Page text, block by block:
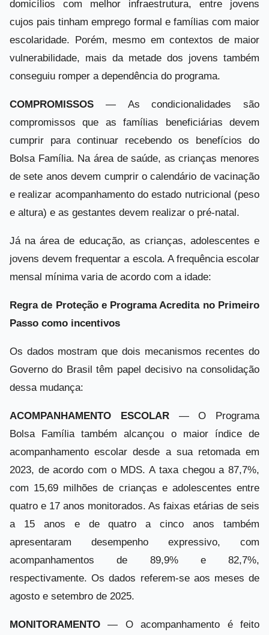
domicílios com melhor infraestrutura, entre jovens
cujos pais tinham emprego formal e famílias com maior
escolaridade. Porém, mesmo em contextos de maior
vulnerabilidade, mais da metade dos jovens também
conseguiu romper a dependência do programa.
COMPROMISSOS — As condicionalidades são
compromissos que as famílias beneficiárias devem
cumprir para continuar recebendo os benefícios do
Bolsa Família. Na área de saúde, as crianças menores
de sete anos devem cumprir o calendário de vacinação
e realizar acompanhamento do estado nutricional (peso
e altura) e as gestantes devem realizar o pré-natal.
Já na área de educação, as crianças, adolescentes e
jovens devem frequentar a escola. A frequência escolar
mensal mínima varia de acordo com a idade:
Regra de Proteção e Programa Acredita no Primeiro
Passo como incentivos
Os dados mostram que dois mecanismos recentes do
Governo do Brasil têm papel decisivo na consolidação
dessa mudança:
ACOMPANHAMENTO ESCOLAR— O Programa
Bolsa Família também alcançou o maior índice de
acompanhamento escolar desde a sua retomada em
2023, de acordo com o MDS. A taxa chegou a 87,7%,
com 15,69 milhões de crianças e adolescentes entre
quatro e 17 anos monitorados. As faixas etárias de seis
a 15 anos e de quatro a cinco anos também
apresentaram desempenho expressivo, com
acompanhamentos de 89,9% e 82,7%,
respectivamente. Os dados referem-se aos meses de
agosto e setembro de 2025.
MONITORAMENTO — O acompanhamento é feito